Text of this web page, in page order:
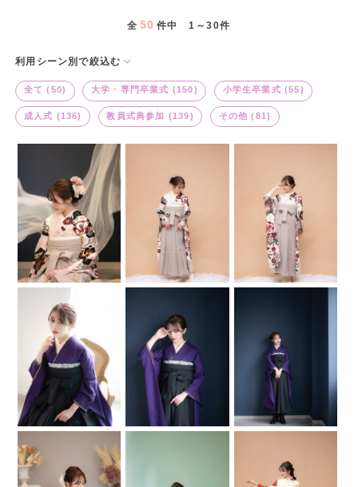
全 50 件中 1～30件
利用シーン別で絞込む
全て (50) 大学・専門卒業式 (150) 小学生卒業式 (55)
成人式 (136) 教員式典参加 (139) その他 (81)